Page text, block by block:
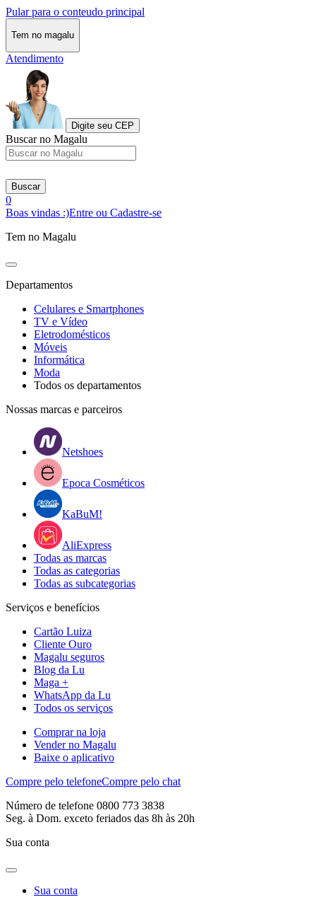
Pular para o conteudo principal
Tem no magalu
Atendimento
Digite seu CEP
Buscar no Magalu
Buscar
0
Boas vindas :)Entre ou Cadastre-se
Tem no Magalu
Departamentos
Celulares e Smartphones
TV e Vídeo
Eletrodomésticos
Móveis
Informática
Moda
Todos os departamentos
Nossas marcas e parceiros
Netshoes
Epoca Cosméticos
KaBuM!
AliExpress
Todas as marcas
Todas as categorias
Todas as subcategorias
Serviços e benefícios
Cartão Luiza
Cliente Ouro
Magalu seguros
Blog da Lu
Maga +
WhatsApp da Lu
Todos os serviços
Comprar na loja
Vender no Magalu
Baixe o aplicativo
Compre pelo telefoneCompre pelo chat
Número de telefone 0800 773 3838
Seg. à Dom. exceto feriados das 8h às 20h
Sua conta
Sua conta